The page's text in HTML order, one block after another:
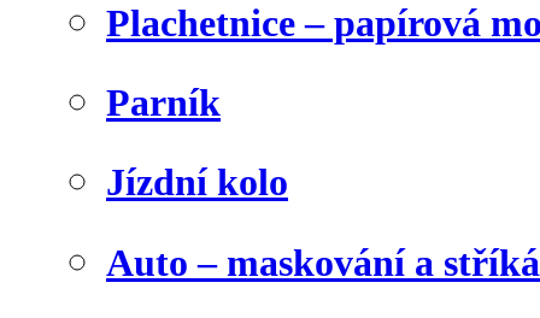
Plachetnice – papírová
Parník
Jízdní kolo
Auto – maskování a